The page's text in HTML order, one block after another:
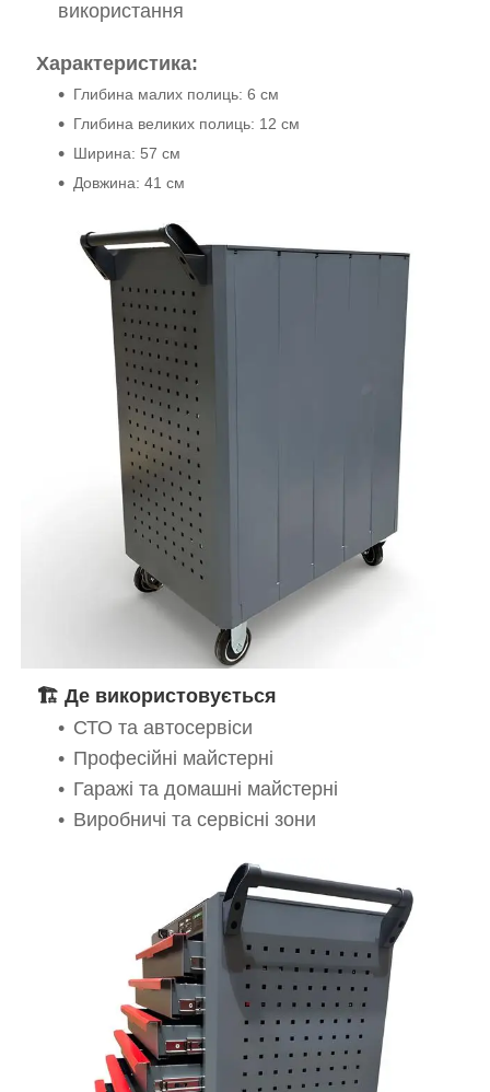
використання
Характеристика:
Глибина малих полиць: 6 см
Глибина великих полиць: 12 см
Ширина: 57 см
Довжина: 41 см
🏗️ Де використовується
СТО та автосервіси
Професійні майстерні
Гаражі та домашні майстерні
Виробничі та сервісні зони